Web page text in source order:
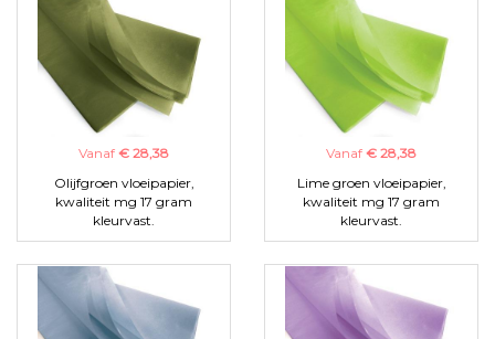
Vanaf € 28,38
Olijfgroen vloeipapier,
kwaliteit mg 17 gram
kleurvast.
Vanaf € 28,38
Lime groen vloeipapier,
kwaliteit mg 17 gram
kleurvast.